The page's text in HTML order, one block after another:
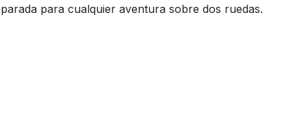
para cualquier aventura sobre dos ruedas.